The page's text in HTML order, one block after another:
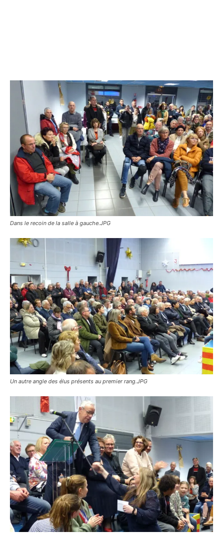
Dans le recoin de la salle à gauche.JPG
Un autre angle des élus présents au premier rang.JPG